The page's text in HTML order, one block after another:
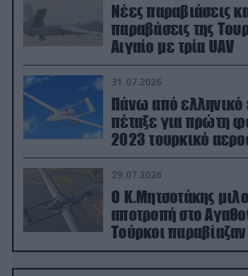
Νέες παραβιάσεις
παραβάσεις της
Αιγαίο με τρία UAV
31.07.2026
Πάνω από
πέταξε για πρώτη
2023 τουρκικό
29.07.2026
Ο Κ.Μητσοτάκης
αποτροπή στο
Τούρκοι
drone